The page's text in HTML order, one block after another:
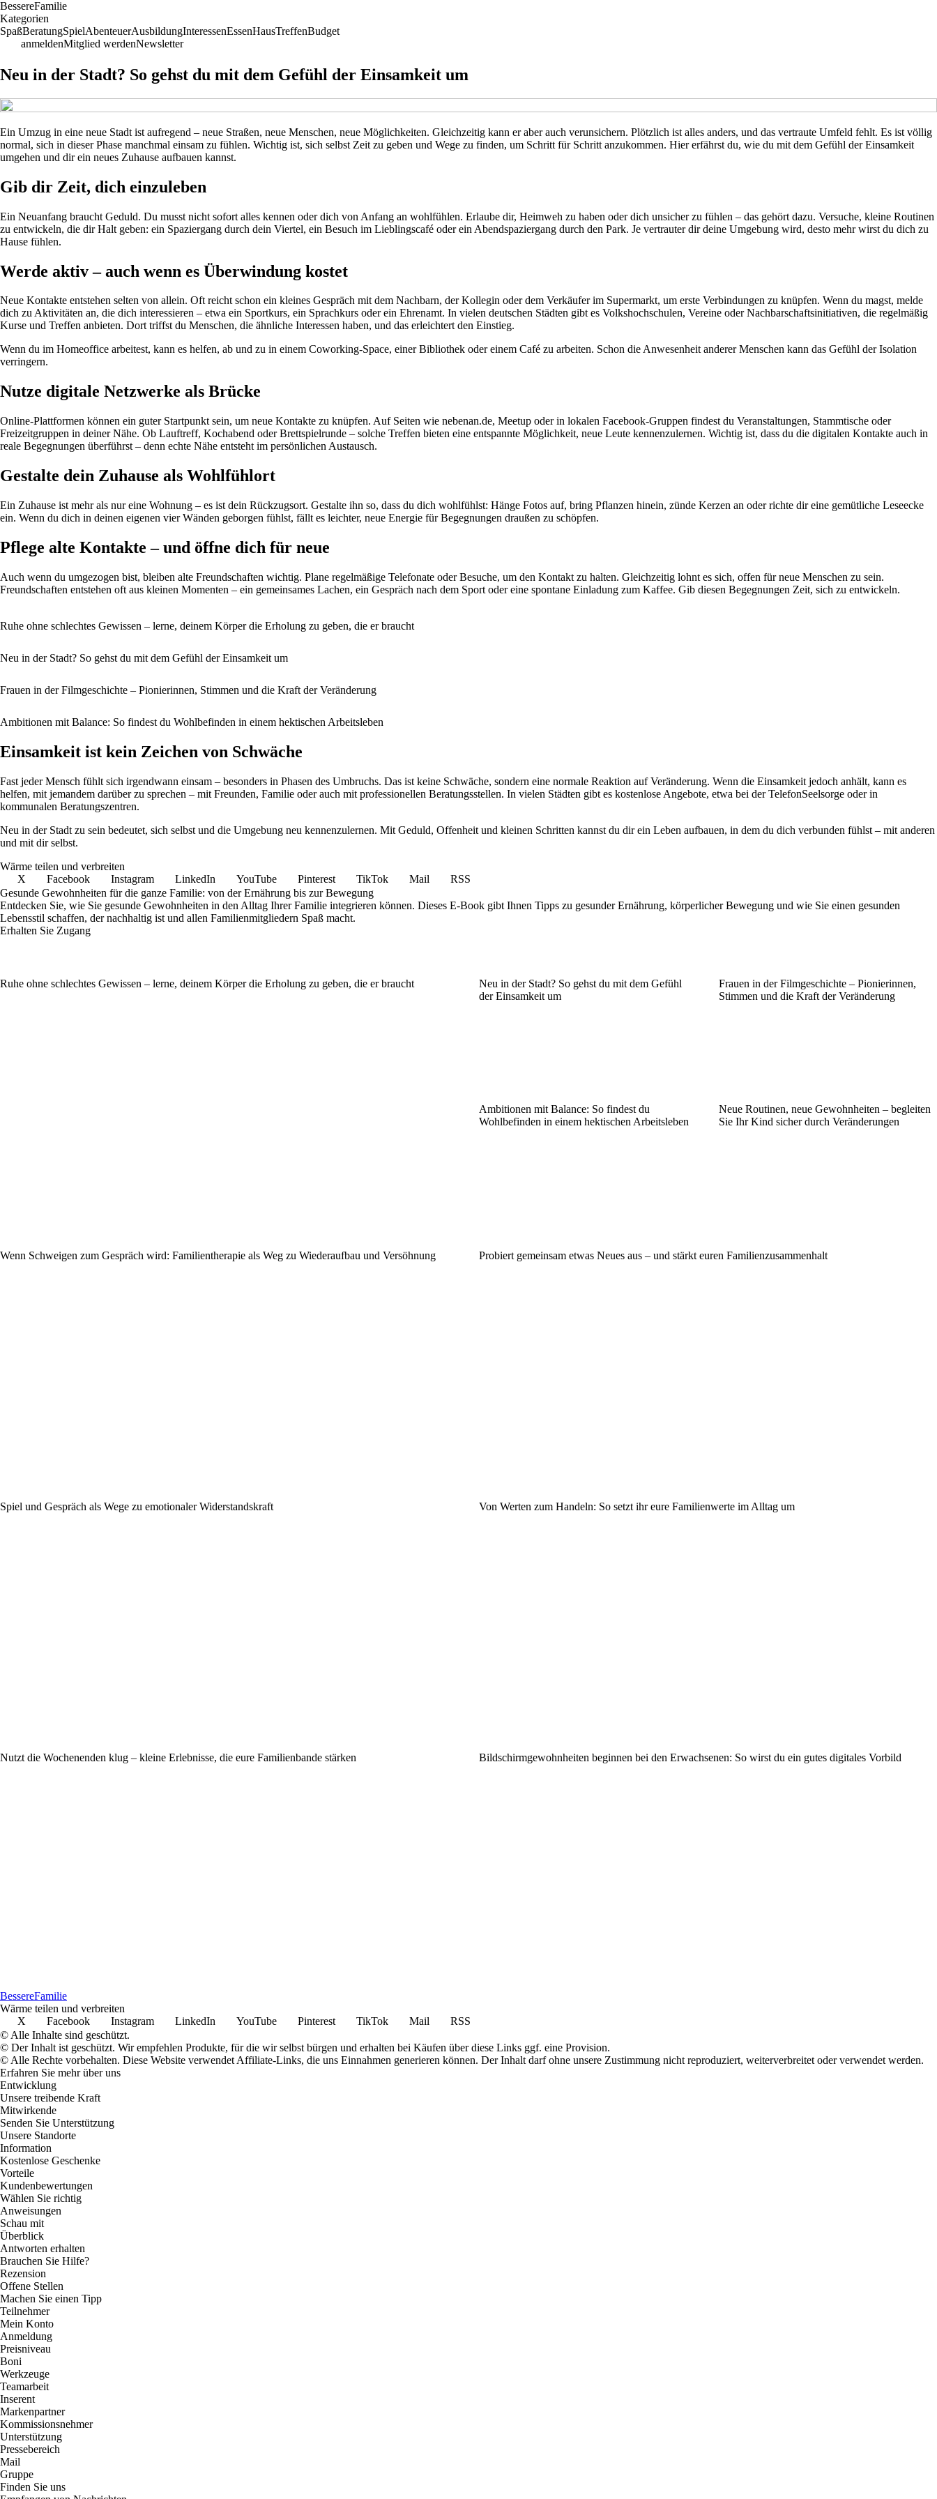
BessereFamilie
Kategorien
SpaßBeratungSpielAbenteuerAusbildungInteressenEssenHausTreffenBudget
anmeldenMitglied werdenNewsletter
Neu in der Stadt? So gehst du mit dem Gefühl der Einsamkeit um
Ein Umzug in eine neue Stadt ist aufregend – neue Straßen, neue Menschen, neue Möglichkeiten. Gleichzeitig kann er aber auch verunsichern. Plötzlich ist alles anders, und das vertraute Umfeld fehlt. Es ist völlig
normal, sich in dieser Phase manchmal einsam zu fühlen. Wichtig ist, sich selbst Zeit zu geben und Wege zu finden, um Schritt für Schritt anzukommen. Hier erfährst du, wie du mit dem Gefühl der Einsamkeit
umgehen und dir ein neues Zuhause aufbauen kannst.
Gib dir Zeit, dich einzuleben
Ein Neuanfang braucht Geduld. Du musst nicht sofort alles kennen oder dich von Anfang an wohlfühlen. Erlaube dir, Heimweh zu haben oder dich unsicher zu fühlen – das gehört dazu. Versuche, kleine Routinen
zu entwickeln, die dir Halt geben: ein Spaziergang durch dein Viertel, ein Besuch im Lieblingscafé oder ein Abendspaziergang durch den Park. Je vertrauter dir deine Umgebung wird, desto mehr wirst du dich zu
Hause fühlen.
Werde aktiv – auch wenn es Überwindung kostet
Neue Kontakte entstehen selten von allein. Oft reicht schon ein kleines Gespräch mit dem Nachbarn, der Kollegin oder dem Verkäufer im Supermarkt, um erste Verbindungen zu knüpfen. Wenn du magst, melde
dich zu Aktivitäten an, die dich interessieren – etwa ein Sportkurs, ein Sprachkurs oder ein Ehrenamt. In vielen deutschen Städten gibt es Volkshochschulen, Vereine oder Nachbarschaftsinitiativen, die regelmäßig
Kurse und Treffen anbieten. Dort triffst du Menschen, die ähnliche Interessen haben, und das erleichtert den Einstieg.
Wenn du im Homeoffice arbeitest, kann es helfen, ab und zu in einem Coworking-Space, einer Bibliothek oder einem Café zu arbeiten. Schon die Anwesenheit anderer Menschen kann das Gefühl der Isolation
verringern.
Nutze digitale Netzwerke als Brücke
Online-Plattformen können ein guter Startpunkt sein, um neue Kontakte zu knüpfen. Auf Seiten wie nebenan.de, Meetup oder in lokalen Facebook-Gruppen findest du Veranstaltungen, Stammtische oder
Freizeitgruppen in deiner Nähe. Ob Lauftreff, Kochabend oder Brettspielrunde – solche Treffen bieten eine entspannte Möglichkeit, neue Leute kennenzulernen. Wichtig ist, dass du die digitalen Kontakte auch in
reale Begegnungen überführst – denn echte Nähe entsteht im persönlichen Austausch.
Gestalte dein Zuhause als Wohlfühlort
Ein Zuhause ist mehr als nur eine Wohnung – es ist dein Rückzugsort. Gestalte ihn so, dass du dich wohlfühlst: Hänge Fotos auf, bring Pflanzen hinein, zünde Kerzen an oder richte dir eine gemütliche Leseecke
ein. Wenn du dich in deinen eigenen vier Wänden geborgen fühlst, fällt es leichter, neue Energie für Begegnungen draußen zu schöpfen.
Pflege alte Kontakte – und öffne dich für neue
Auch wenn du umgezogen bist, bleiben alte Freundschaften wichtig. Plane regelmäßige Telefonate oder Besuche, um den Kontakt zu halten. Gleichzeitig lohnt es sich, offen für neue Menschen zu sein.
Freundschaften entstehen oft aus kleinen Momenten – ein gemeinsames Lachen, ein Gespräch nach dem Sport oder eine spontane Einladung zum Kaffee. Gib diesen Begegnungen Zeit, sich zu entwickeln.
Ruhe ohne schlechtes Gewissen – lerne, deinem Körper die Erholung zu geben, die er braucht
Neu in der Stadt? So gehst du mit dem Gefühl der Einsamkeit um
Frauen in der Filmgeschichte – Pionierinnen, Stimmen und die Kraft der Veränderung
Ambitionen mit Balance: So findest du Wohlbefinden in einem hektischen Arbeitsleben
Einsamkeit ist kein Zeichen von Schwäche
Fast jeder Mensch fühlt sich irgendwann einsam – besonders in Phasen des Umbruchs. Das ist keine Schwäche, sondern eine normale Reaktion auf Veränderung. Wenn die Einsamkeit jedoch anhält, kann es
helfen, mit jemandem darüber zu sprechen – mit Freunden, Familie oder auch mit professionellen Beratungsstellen. In vielen Städten gibt es kostenlose Angebote, etwa bei der TelefonSeelsorge oder in
kommunalen Beratungszentren.
Neu in der Stadt zu sein bedeutet, sich selbst und die Umgebung neu kennenzulernen. Mit Geduld, Offenheit und kleinen Schritten kannst du dir ein Leben aufbauen, in dem du dich verbunden fühlst – mit anderen
und mit dir selbst.
Wärme teilen und verbreiten
X
Facebook Instagram LinkedIn YouTube Pinterest TikTok Mail
RSS
Gesunde Gewohnheiten für die ganze Familie: von der Ernährung bis zur Bewegung
Entdecken Sie, wie Sie gesunde Gewohnheiten in den Alltag Ihrer Familie integrieren können. Dieses E-Book gibt Ihnen Tipps zu gesunder Ernährung, körperlicher Bewegung und wie Sie einen gesunden
Lebensstil schaffen, der nachhaltig ist und allen Familienmitgliedern Spaß macht.
Erhalten Sie Zugang
Ruhe ohne schlechtes Gewissen – lerne, deinem Körper die Erholung zu geben, die er braucht
Neu in der Stadt? So gehst du mit dem Gefühl
der Einsamkeit um
Frauen in der Filmgeschichte – Pionierinnen,
Stimmen und die Kraft der Veränderung
Ambitionen mit Balance: So findest du
Wohlbefinden in einem hektischen Arbeitsleben
Neue Routinen, neue Gewohnheiten – begleiten
Sie Ihr Kind sicher durch Veränderungen
Wenn Schweigen zum Gespräch wird: Familientherapie als Weg zu Wiederaufbau und Versöhnung Probiert gemeinsam etwas Neues aus – und stärkt euren Familienzusammenhalt
Spiel und Gespräch als Wege zu emotionaler Widerstandskraft Von Werten zum Handeln: So setzt ihr eure Familienwerte im Alltag um
Nutzt die Wochenenden klug – kleine Erlebnisse, die eure Familienbande stärken Bildschirmgewohnheiten beginnen bei den Erwachsenen: So wirst du ein gutes digitales Vorbild
BessereFamilie
Wärme teilen und verbreiten
X
Facebook Instagram LinkedIn YouTube Pinterest TikTok Mail
RSS
© Alle Inhalte sind geschützt.
© Der Inhalt ist geschützt. Wir empfehlen Produkte, für die wir selbst bürgen und erhalten bei Käufen über diese Links ggf. eine Provision.
© Alle Rechte vorbehalten. Diese Website verwendet Affiliate-Links, die uns Einnahmen generieren können. Der Inhalt darf ohne unsere Zustimmung nicht reproduziert, weiterverbreitet oder verwendet werden.
Erfahren Sie mehr über uns
Entwicklung
Unsere treibende Kraft
Mitwirkende
Senden Sie Unterstützung
Unsere Standorte
Information
Kostenlose Geschenke
Vorteile
Kundenbewertungen
Wählen Sie richtig
Anweisungen
Schau mit
Überblick
Antworten erhalten
Brauchen Sie Hilfe?
Rezension
Offene Stellen
Machen Sie einen Tipp
Teilnehmer
Mein Konto
Anmeldung
Preisniveau
Boni
Werkzeuge
Teamarbeit
Inserent
Markenpartner
Kommissionsnehmer
Unterstützung
Pressebereich
Mail
Gruppe
Finden Sie uns